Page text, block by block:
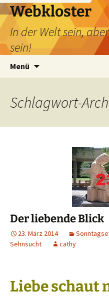
Webkloster
In der Welt sein,
sein!
Menü
Schlagwort-
Der liebende Blick
23. März 2014
Sehnsucht
cathy
Liebe schaut